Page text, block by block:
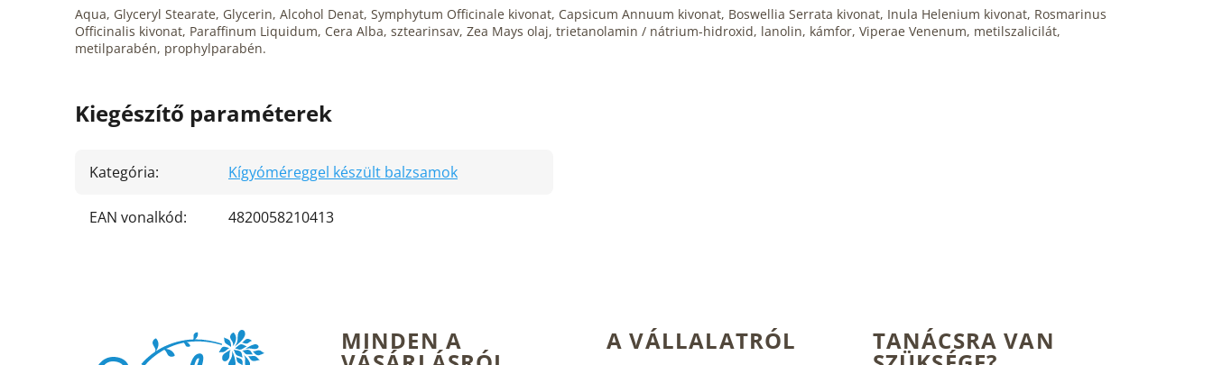
Aqua, Glyceryl Stearate, Glycerin, Alcohol Denat, Symphytum Officinale kivonat, Capsicum Annuum kivonat, Boswellia Serrata kivonat, Inula Helenium kivonat, Rosmarinus
Officinalis kivonat, Paraffinum Liquidum, Cera Alba, sztearinsav, Zea Mays olaj, trietanolamin / nátrium-hidroxid, lanolin, kámfor, Viperae Venenum, metilszalicilát,
metilparabén, prophylparabén.
Kiegészítő paraméterek
Kategória: Kígyóméreggel készült balzsamok
EAN vonalkód: 4820058210413
MINDEN A A VÁLLALATRÓL TANÁCSRA VAN